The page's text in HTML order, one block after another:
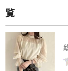
覧